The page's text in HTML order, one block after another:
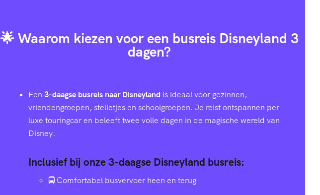
🌟 Waarom kiezen voor een busreis Disneyland 3
dagen?
Een 3-daagse busreis naar Disneyland is ideaal voor gezinnen,
vriendengroepen, stelletjes en schoolgroepen. Je reist ontspannen per
luxe touringcar en beleeft twee volle dagen in de magische wereld van
Disney.
Inclusief bij onze 3-daagse Disneyland busreis:
🚍 Comfortabel busvervoer heen en terug